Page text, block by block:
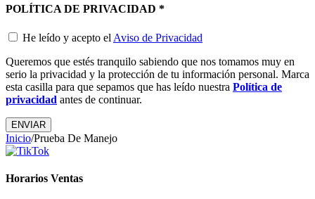
POLÍTICA DE PRIVACIDAD *
He leído y acepto el Aviso de Privacidad
Queremos que estés tranquilo sabiendo que nos tomamos muy en
serio la privacidad y la protección de tu información personal. Marca
esta casilla para que sepamos que has leído nuestra Política de
privacidad antes de continuar.
ENVIAR
Inicio/Prueba De Manejo
Horarios Ventas